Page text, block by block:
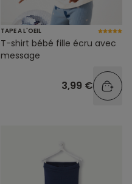
TAPE A L'OEIL
T-shirt bébé fille écru avec
message
3,99 €